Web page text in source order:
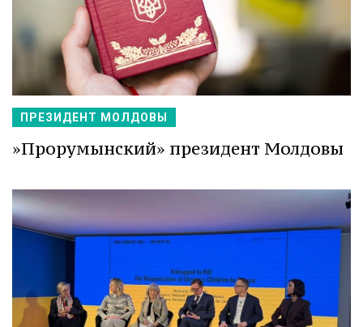
ПРЕЗИДЕНТ МОЛДОВЫ
»Прорумынский» президент Молдовы